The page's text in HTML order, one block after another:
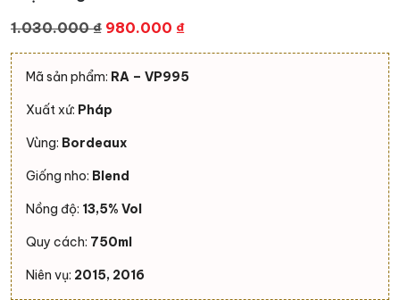
1.030.000₫ Giá
gốc
là:
980.000 ₫Giá
hiện
tại
Mã sản phẩm: RA – VP995
Xuất xứ: Pháp
Vùng: Bordeaux
Giống nho: Blend
Nồng độ: 13,5% Vol
Quy cách: 750ml
Niên vụ: 2015, 2016